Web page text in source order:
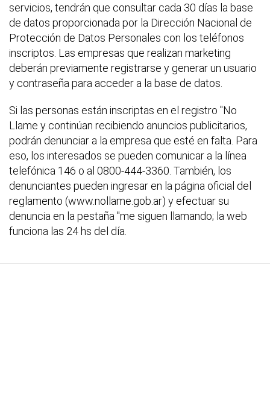
servicios, tendrán que consultar cada 30 días la base
de datos proporcionada por la Dirección Nacional de
Protección de Datos Personales con los teléfonos
inscriptos. Las empresas que realizan marketing
deberán previamente registrarse y generar un usuario
y contraseña para acceder a la base de datos.
Si las personas están inscriptas en el registro "No
Llame y continúan recibiendo anuncios publicitarios,
podrán denunciar a la empresa que esté en falta. Para
eso, los interesados se pueden comunicar a la línea
telefónica 146 o al 0800-444-3360. También, los
denunciantes pueden ingresar en la página oficial del
reglamento (www.nollame.gob.ar) y efectuar su
denuncia en la pestaña "me siguen llamando; la web
funciona las 24 hs del día.